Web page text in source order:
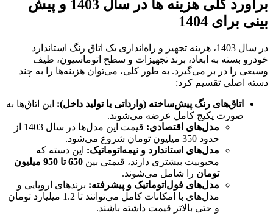
برآورد کلی هزینه ها در سال 1403 و پیش
بینی برای 1404
در سال 1403، هزینه تجهیز و راه‌اندازی یک اتاق رنگ استاندارد
خودرو بسته به ابعاد، برند تجهیزات و سطح اتوماسیون، طیف
وسیعی را در بر می‌گیرد. به طور کلی، می‌توان هزینه‌ها را به چند
دسته اصلی تقسیم کرد:
اتاق‌های رنگ پیش‌ساخته (وارداتی یا تولید داخل): این اتاق‌ها به
صورت پکیج کامل عرضه می‌شوند.
مدل‌های اقتصادی:
قیمت این مدل‌ها در سال 1403 از
حدود 350 میلیون تومان شروع می‌شود.
مدل‌های استاندارد و نیمه‌اتوماتیک: این دسته که
محبوبیت بیشتری دارند، قیمتی بین 650
تا 950 میلیون
تومان را شامل می‌شوند.
مدل‌های فول‌اتوماتیک و پیشرفته: برندهای اروپایی و
مدل‌های با امکانات کامل می‌توانند تا 1.2 میلیارد تومان
و حتی بالاتر قیمت داشته باشند.